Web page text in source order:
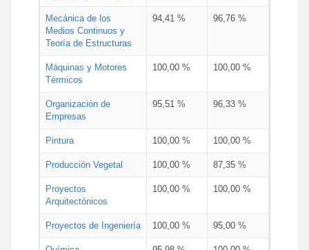
Mecánica de los
Medios Continuos y
Teoría de Estructuras
94,41 % 96,76 %
Máquinas y Motores
Térmicos
100,00 % 100,00 %
Organización de
Empresas
95,51 % 96,33 %
Pintura 100,00 % 100,00 %
Producción Vegetal 100,00 % 87,35 %
Proyectos
Arquitectónicos
100,00 % 100,00 %
Proyectos de Ingeniería 100,00 % 95,00 %